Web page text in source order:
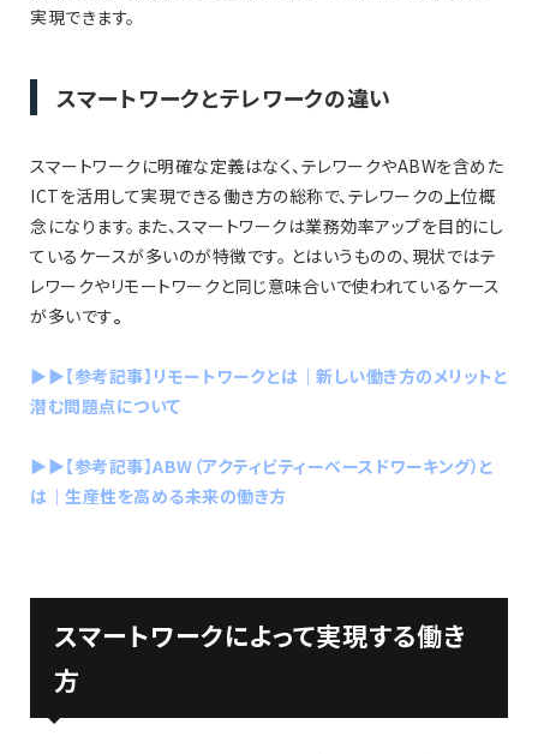
実現できます。
スマートワークとテレワークの違い
スマートワークに明確な定義はなく、テレワークやABWを含めた
ICTを活用して実現できる働き方の総称で、テレワークの上位概
念になります。また、スマートワークは業務効率アップを目的にし
ているケースが多いのが特徴です。 とはいうものの、現状ではテ
レワークやリモートワークと同じ意味合いで使われているケース
が多いです。
▶︎▶︎【参考記事】リモートワークとは｜新しい働き方のメリットと
潜む問題点について
▶︎▶︎【参考記事】ABW（アクティビティーベースドワーキング）と
は｜生産性を高める未来の働き方
スマートワークによって実現する働き
方